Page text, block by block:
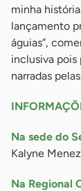
minha
lançamento
águias”,
inclusiva pois
narradas
Na sede do
Kalyne
Na Regional